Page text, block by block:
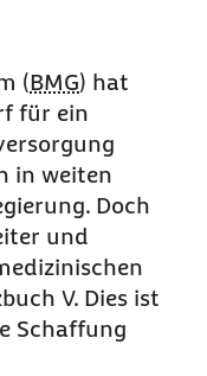
(BMG) hat
für ein
in weiten
Doch
und
V. Dies ist
Schaffung